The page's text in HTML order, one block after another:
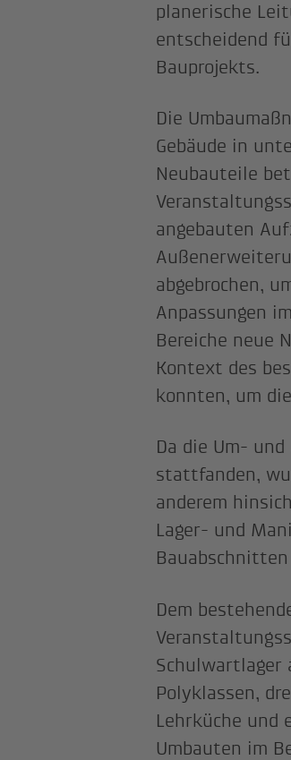
planerische
entscheidend
Bauprojekts.
Die
Gebäude in
Neubauteile
angebauten
abgebrochen,
Anpassungen
Bereiche neue
Kontext des
konnten, um
Da die Um-
stattfanden,
anderem
Lager- und
Dem
Schulwartlager
Polyklassen,
Lehrküche und
Umbauten im